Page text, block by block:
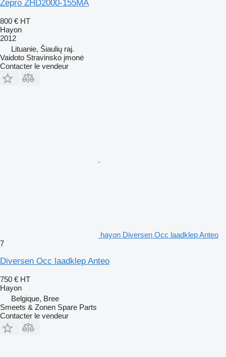
Zepro ZHD2000-155MA
800 € HT
Hayon
2012
Lituanie, Šiaulių raj.
Vaidoto Stravinsko įmonė
Contacter le vendeur
hayon Diversen Occ laadklep Anteo
7
Diversen Occ laadklep Anteo
750 € HT
Hayon
Belgique, Bree
Smeets & Zonen Spare Parts
Contacter le vendeur